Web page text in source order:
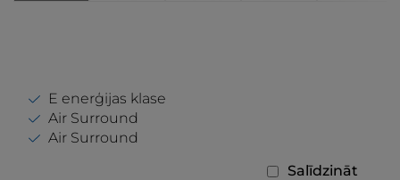
E enerģijas klase
Air Surround
Air Surround
Salīdzināt